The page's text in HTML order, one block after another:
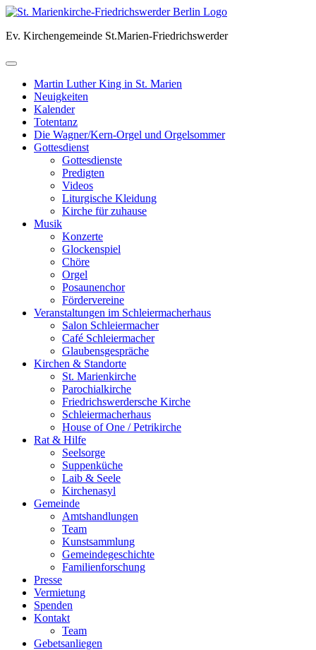
Skip
content
Ev. Kirchengemeinde St.Marien-Friedrichswerder
Martin Luther King in St. Marien
Neuigkeiten
Kalender
Totentanz
Die Wagner/Kern-Orgel und Orgelsommer
Gottesdienst
Gottesdienste
Predigten
Videos
Liturgische Kleidung
Kirche für zuhause
Musik
Konzerte
Glockenspiel
Chöre
Orgel
Posaunenchor
Fördervereine
Veranstaltungen im Schleiermacherhaus
Salon Schleiermacher
Café Schleiermacher
Glaubensgespräche
Kirchen & Standorte
St. Marienkirche
Parochialkirche
Friedrichswerdersche Kirche
Schleiermacherhaus
House of One / Petrikirche
Rat & Hilfe
Seelsorge
Suppenküche
Laib & Seele
Kirchenasyl
Gemeinde
Amtshandlungen
Team
Kunstsammlung
Gemeindegeschichte
Familienforschung
Presse
Vermietung
Spenden
Kontakt
Team
Gebetsanliegen